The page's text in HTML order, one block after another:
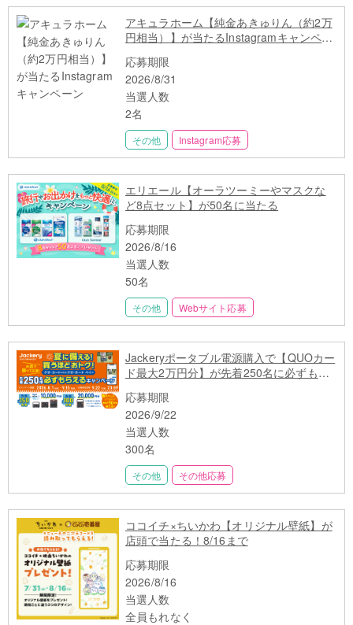
アキュラホーム【純金あきゅりん（約2万
円相当）】が当たるInstagramキャンペー
応募期限
2026/8/31
当選人数
2名
その他 Instagram応募
エリエール【オーラツーミーやマスクな
ど8点セット】が50名に当たる
応募期限
2026/8/16
当選人数
50名
その他 Webサイト応募
Jackeryポータブル電源購入で【QUOカー
ド最大2万円分】が先着250名に必ずもら
応募期限
2026/9/22
当選人数
300名
その他 その他応募
ココイチ×ちいかわ【オリジナル壁紙】が
店頭で当たる！8/16まで
応募期限
2026/8/16
当選人数
全員もれなく